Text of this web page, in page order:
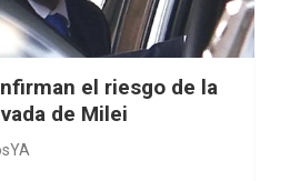
el riesgo de la
de Milei